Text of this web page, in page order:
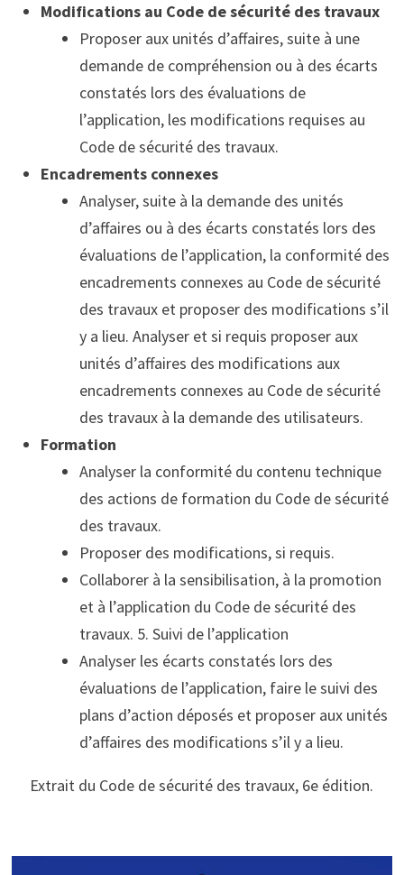
Modifications au Code de sécurité des travaux
Proposer aux unités d’affaires, suite à une
demande de compréhension ou à des écarts
constatés lors des évaluations de
l’application, les modifications requises au
Code de sécurité des travaux.
Encadrements connexes
Analyser, suite à la demande des unités
d’affaires ou à des écarts constatés lors des
évaluations de l’application, la conformité des
encadrements connexes au Code de sécurité
des travaux et proposer des modifications s’il
y a lieu. Analyser et si requis proposer aux
unités d’affaires des modifications aux
encadrements connexes au Code de sécurité
des travaux à la demande des utilisateurs.
Formation
Analyser la conformité du contenu technique
des actions de formation du Code de sécurité
des travaux.
Proposer des modifications, si requis.
Collaborer à la sensibilisation, à la promotion
et à l’application du Code de sécurité des
travaux. 5. Suivi de l’application
Analyser les écarts constatés lors des
évaluations de l’application, faire le suivi des
plans d’action déposés et proposer aux unités
d’affaires des modifications s’il y a lieu.
Extrait du Code de sécurité des travaux, 6e édition.